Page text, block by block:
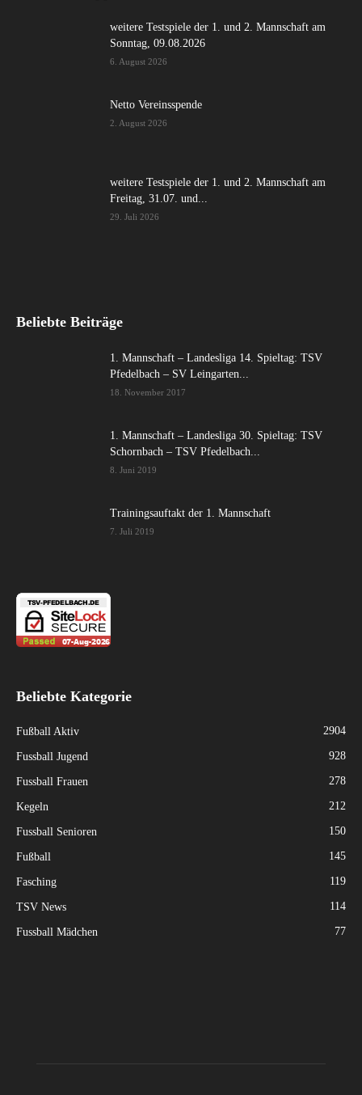
weitere Testspiele der 1. und 2. Mannschaft am
Sonntag, 09.08.2026
6. August 2026
Netto Vereinsspende
2. August 2026
weitere Testspiele der 1. und 2. Mannschaft am
Freitag, 31.07. und...
29. Juli 2026
Beliebte Beiträge
1. Mannschaft – Landesliga 14. Spieltag: TSV
Pfedelbach – SV Leingarten...
18. November 2017
1. Mannschaft – Landesliga 30. Spieltag: TSV
Schornbach – TSV Pfedelbach...
8. Juni 2019
Trainingsauftakt der 1. Mannschaft
7. Juli 2019
Beliebte Kategorie
Fußball Aktiv 2904
Fussball Jugend 928
Fussball Frauen 278
Kegeln 212
Fussball Senioren 150
Fußball 145
Fasching 119
TSV News 114
Fussball Mädchen 77